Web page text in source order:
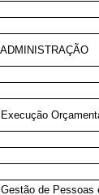
de Pessoas